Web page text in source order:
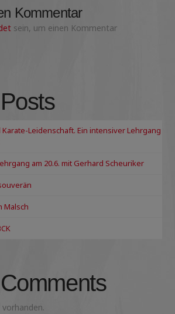
Kommentar
sein, um einen Kommentar
Leidenschaft. Ein intensiver Lehrgang
am 20.6. mit Gerhard Scheuriker
Malsch